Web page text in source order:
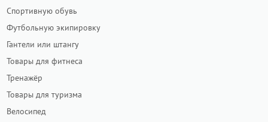
Спортивную обувь
Футбольную экипировку
Гантели или штангу
Товары для фитнеса
Тренажёр
Товары для туризма
Велосипед